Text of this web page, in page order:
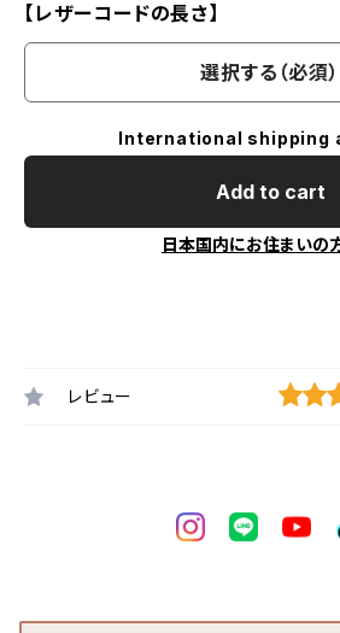
【レザーコードの長さ】
選択する（必須）
International shipping
Add to cart
日本国内にお住まいの
レビュー